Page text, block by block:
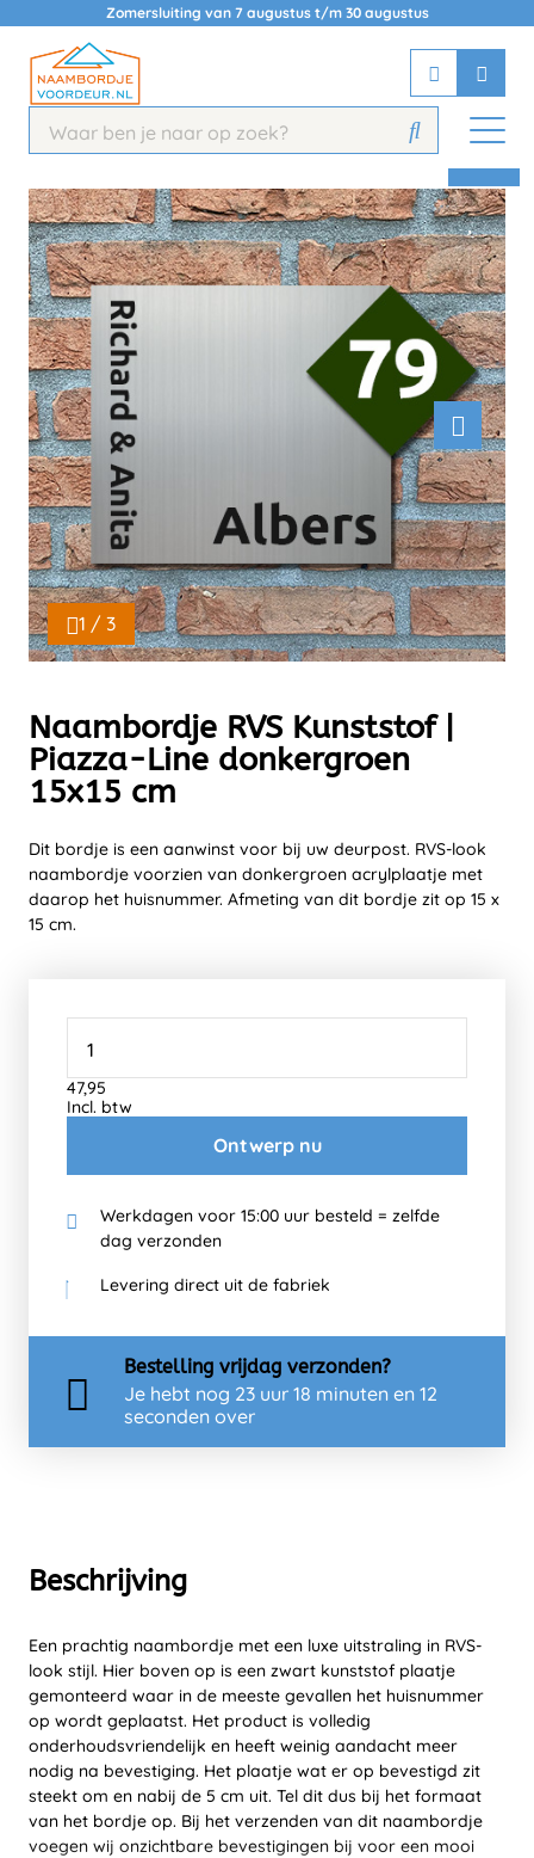
Zomersluiting van 7 augustus t/m 30 augustus
Chat 24/7 met onze chatbot voor
Contact
Beschrijving
Een prachtig naambordje met een luxe uitstraling in RVS-
look stijl. Hier boven op is een zwart kunststof plaatje
gemonteerd waar in de meeste gevallen het huisnummer
op wordt geplaatst. Het product is volledig
onderhoudsvriendelijk en heeft weinig aandacht meer
nodig na bevestiging. Het plaatje wat er op bevestigd zit
steekt om en nabij de 5 cm uit. Tel dit dus bij het formaat
van het bordje op. Bij het verzenden van dit naambordje
voegen wij onzichtbare bevestigingen bij voor een mooi
1 / 3
Naambordje RVS Kunststof |
Piazza-Line donkergroen
15x15 cm
Dit bordje is een aanwinst voor bij uw deurpost. RVS-look
naambordje voorzien van donkergroen acrylplaatje met
daarop het huisnummer. Afmeting van dit bordje zit op 15 x
15 cm.
Ontwerp nu
47,95
Incl. btw
Werkdagen voor 15:00 uur besteld = zelfde
dag verzonden
Levering direct uit de fabriek
Bestelling vrijdag verzonden?
Je hebt nog 23 uur 18 minuten en 11
seconden over